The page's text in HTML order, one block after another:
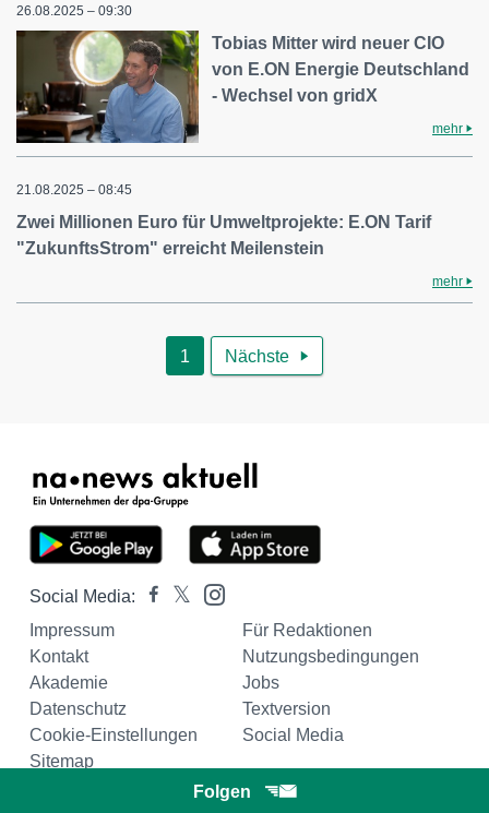
Folgen
26.08.2025 – 09:30
Tobias Mitter wird neuer CIO
von E.ON Energie Deutschland
- Wechsel von gridX
mehr
21.08.2025 – 08:45
Zwei Millionen Euro für Umweltprojekte: E.ON Tarif
"ZukunftsStrom" erreicht Meilenstein
mehr
1 Nächste 
Social Media:
Impressum
Für Redaktionen
Kontakt
Nutzungsbedingungen
Akademie
Jobs
Datenschutz
Textversion
Cookie-Einstellungen
Social Media
Sitemap